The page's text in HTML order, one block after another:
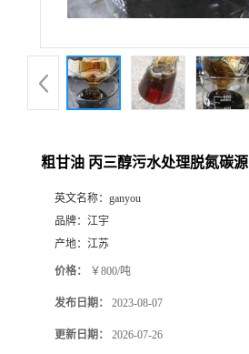
粗甘油 丙三醇污水处理脱氮碳源
英文名称： ganyou
品牌： 江宇
产地： 江苏
价格： ￥800/吨
发布日期： 2023-08-07
更新日期： 2026-07-26